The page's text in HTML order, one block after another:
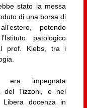
stato la messa
di una borsa di
potendo
patologico
prof. Klebs, tra i
impegnata
del Tizzoni, e nel
docenza in